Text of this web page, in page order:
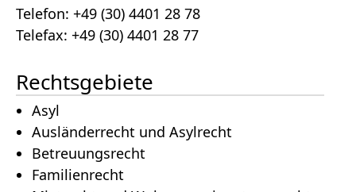
Telefon: +49 (30) 4401 28 78
Telefax: +49 (30) 4401 28 77
Rechtsgebiete
Asyl
Ausländerrecht und Asylrecht
Betreuungsrecht
Familienrecht